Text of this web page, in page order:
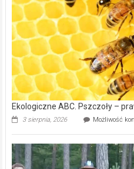
Ekologiczne ABC. Pszczoły –
3 sierpnia, 2026 Możliwość